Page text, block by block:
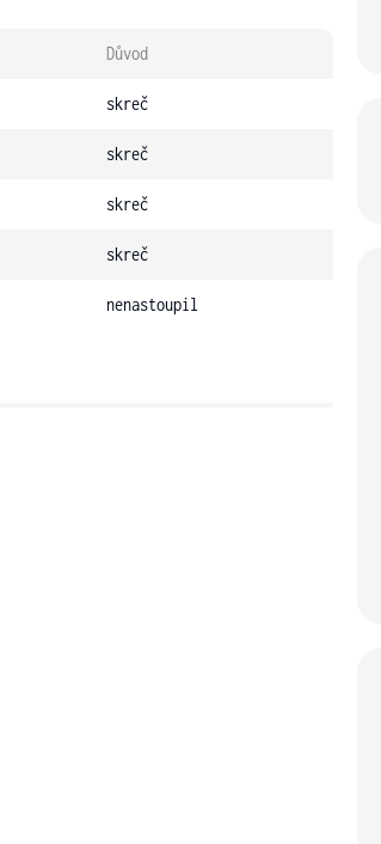
Důvod
skreč
skreč
skreč
skreč
nenastoupil